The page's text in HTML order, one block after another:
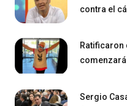
contra el
Ratificaron
Sergio